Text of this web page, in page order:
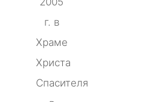
г. в
Храме
Христа
Спасителя